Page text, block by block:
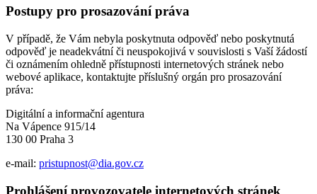
Postupy pro prosazování práva
V případě, že Vám nebyla poskytnuta odpověď nebo poskytnutá
odpověď je neadekvátní či neuspokojivá v souvislosti s Vaší žádostí
či oznámením ohledně přístupnosti internetových stránek nebo
webové aplikace, kontaktujte příslušný orgán pro prosazování
práva:
Digitální a informační agentura
Na Vápence 915/14
130 00 Praha 3
e-mail: pristupnost@dia.gov.cz
Prohlášení provozovatele internetových stránek